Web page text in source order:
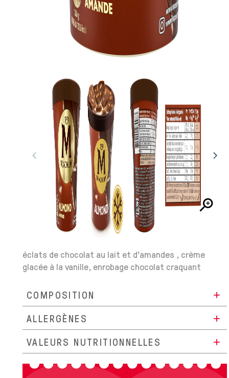
éclats de chocolat au lait et d'amandes , crème
glacée à la vanille, enrobage chocolat craquant
COMPOSITION
ALLERGÈNES
VALEURS NUTRITIONNELLES